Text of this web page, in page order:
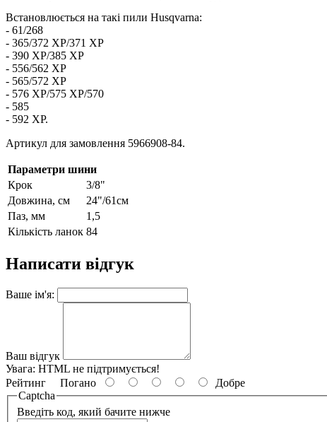
Встановлюється на такі пили Husqvarna:
- 61/268
- 365/372 ХР/371 XP
- 390 XP/385 XP
- 556/562 ХР
- 565/572 ХР
- 576 ХР/575 XP/570
- 585
- 592 XP.
Артикул для замовлення 5966908-84.
Параметри шини
Крок
3/8"
Довжина, см
24"/61см
Паз, мм
1,5
Кількість ланок 84
Написати відгук
Ваше ім'я:
Ваш відгук
Увага: HTML не підтримується!
Рейтинг Погано
Добре
Captcha
Введіть код, який бачите нижче